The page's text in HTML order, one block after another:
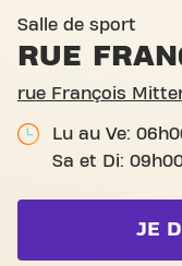
Salle de sport
RUE
rue François
Lu au Ve:
Sa et Di:
JE